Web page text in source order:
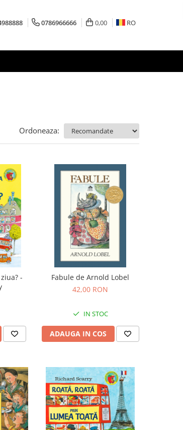
0786966666 0,00 RO
Ordoneaza:
-
Fabule de Arnold Lobel
42,00 RON
IN STOC
ADAUGA IN COS